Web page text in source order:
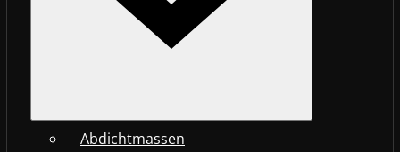
Abdichtmassen